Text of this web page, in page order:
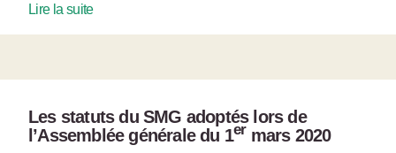
Lire la suite
Les statuts du SMG adoptés lors de
l’Assemblée générale du 1er mars 2020